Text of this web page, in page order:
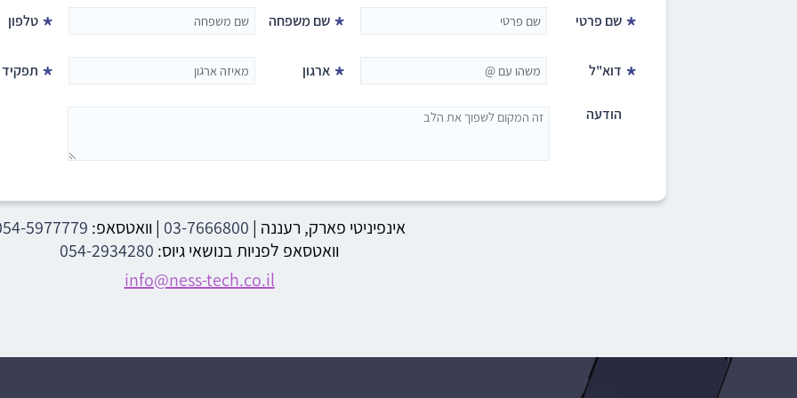
שם פרטי * שם משפחה * טלפון *
דוא"ל * ארגון * תפקיד *
הודעה
אינפיניטי פארק, רעננה |
03-7666800 | וואטסאפ: 5977779
וואטסאפ לפניות בנושאי גיוס: 054-2934280
info@ness-tech.co.il